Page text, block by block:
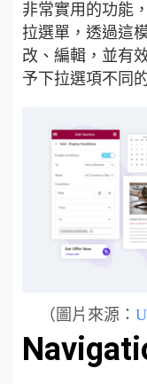
非常實用的功能
拉選單，透過這
改、編輯，並有
予下拉選項不同
（圖片來源：